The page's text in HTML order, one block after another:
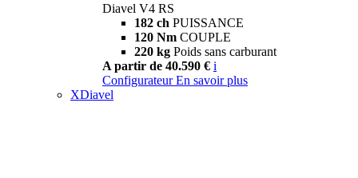
Diavel V4 RS
182 ch PUISSANCE
120 Nm COUPLE
220 kg Poids sans carburant
A partir de 40.590 € i
Configurateur En savoir plus
XDiavel